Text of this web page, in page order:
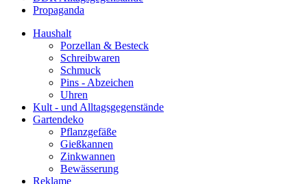
Propaganda
Haushalt
Porzellan & Besteck
Schreibwaren
Schmuck
Pins - Abzeichen
Uhren
Kult - und Alltagsgegenstände
Gartendeko
Pflanzgefäße
Gießkannen
Zinkwannen
Bewässerung
Reklame